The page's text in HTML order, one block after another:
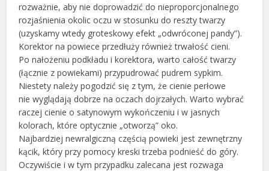
rozważnie, aby nie doprowadzić do nieproporcjonalnego
rozjaśnienia okolic oczu w stosunku do reszty twarzy
(uzyskamy wtedy groteskowy efekt „odwróconej pandy”).
Korektor na powiece przedłuży również trwałość cieni.
Po nałożeniu podkładu i korektora, warto całość twarzy
(łącznie z powiekami) przypudrować pudrem sypkim.
Niestety należy pogodzić się z tym, że cienie perłowe
nie wyglądają dobrze na oczach dojrzałych. Warto wybrać
raczej cienie o satynowym wykończeniu i w jasnych
kolorach, które optycznie „otworzą” oko.
Najbardziej newralgiczną częścią powieki jest zewnętrzny
kącik, który przy pomocy kreski trzeba podnieść do góry.
Oczywiście i w tym przypadku zalecana jest rozwaga